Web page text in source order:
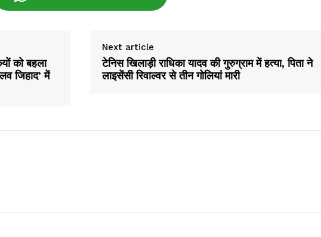
को बहला
जिहाद’ में
Next article
टेनिस खिलाड़ी राधिका यादव की गुरुग्राम में हत्या, पिता ने
लाइसेंसी रिवाल्वर से तीन गोलियां मारी